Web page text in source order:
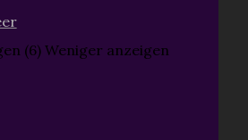
(6) Weniger anzeigen